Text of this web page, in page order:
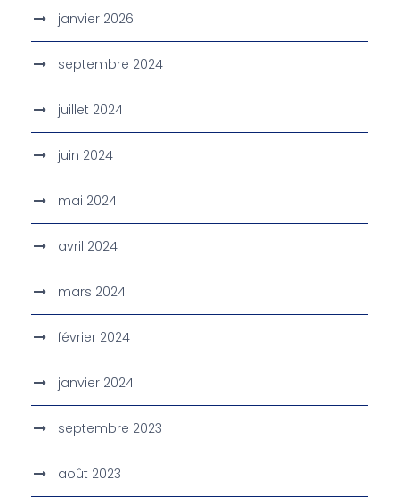
janvier 2026
septembre 2024
juillet 2024
juin 2024
mai 2024
avril 2024
mars 2024
février 2024
janvier 2024
septembre 2023
août 2023